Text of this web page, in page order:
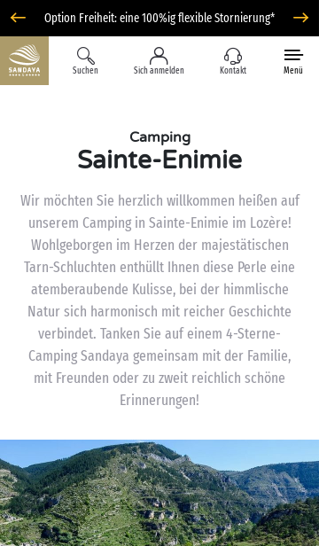
Option Freiheit: eine 100%ig flexible Stornierung*
Suchen Sich anmelden Kontakt Menü
Camping
Sainte-Enimie
Wir möchten Sie herzlich willkommen heißen auf
unserem Camping in Sainte-Enimie im Lozère!
Wohlgeborgen im Herzen der majestätischen
Tarn-Schluchten enthüllt Ihnen diese Perle eine
atemberaubende Kulisse, bei der himmlische
Natur sich harmonisch mit reicher Geschichte
verbindet. Tanken Sie auf einem 4-Sterne-
Camping Sandaya gemeinsam mit der Familie,
mit Freunden oder zu zweit reichlich schöne
Erinnerungen!